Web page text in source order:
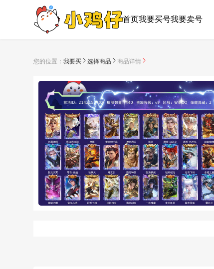
首页我要买号我要卖号
您的位置： 我要买 选择商品 商品详情